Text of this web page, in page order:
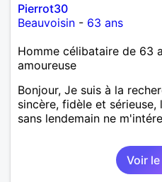
Pierrot30
Beauvoisin - 63 ans
Homme célibataire de 63
amoureuse
Bonjour, Je suis à la
sincère, fidèle et
sans lendemain ne
Voir